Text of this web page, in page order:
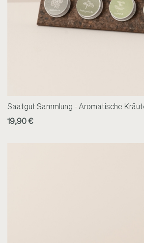
Saatgut Sammlung - Aromatische
19,90 €